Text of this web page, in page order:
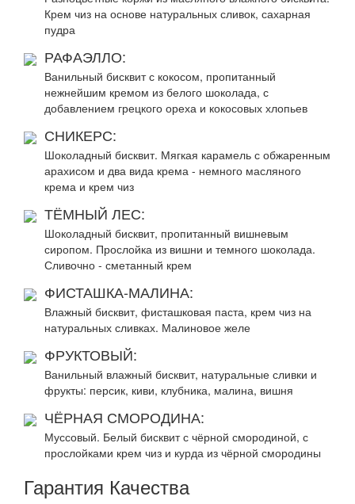
Крем чиз на основе натуральных сливок, сахарная
пудра
РАФАЭЛЛО:
Ванильный бисквит с кокосом, пропитанный
нежнейшим кремом из белого шоколада, с
добавлением грецкого ореха и кокосовых хлопьев
СНИКЕРС:
Шоколадный бисквит. Мягкая карамель с обжаренным
арахисом и два вида крема - немного масляного
крема и крем чиз
ТЁМНЫЙ ЛЕС:
Шоколадный бисквит, пропитанный вишневым
сиропом. Прослойка из вишни и темного шоколада.
Сливочно - сметанный крем
ФИСТАШКА-МАЛИНА:
Влажный бисквит, фисташковая паста, крем чиз на
натуральных сливках. Малиновое желе
ФРУКТОВЫЙ:
Ванильный влажный бисквит, натуральные сливки и
фрукты: персик, киви, клубника, малина, вишня
ЧЁРНАЯ СМОРОДИНА:
Муссовый. Белый бисквит с чёрной смородиной, с
прослойками крем чиз и курда из чёрной смородины
Гарантия Качества